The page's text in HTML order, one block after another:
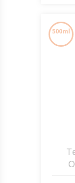
500ml